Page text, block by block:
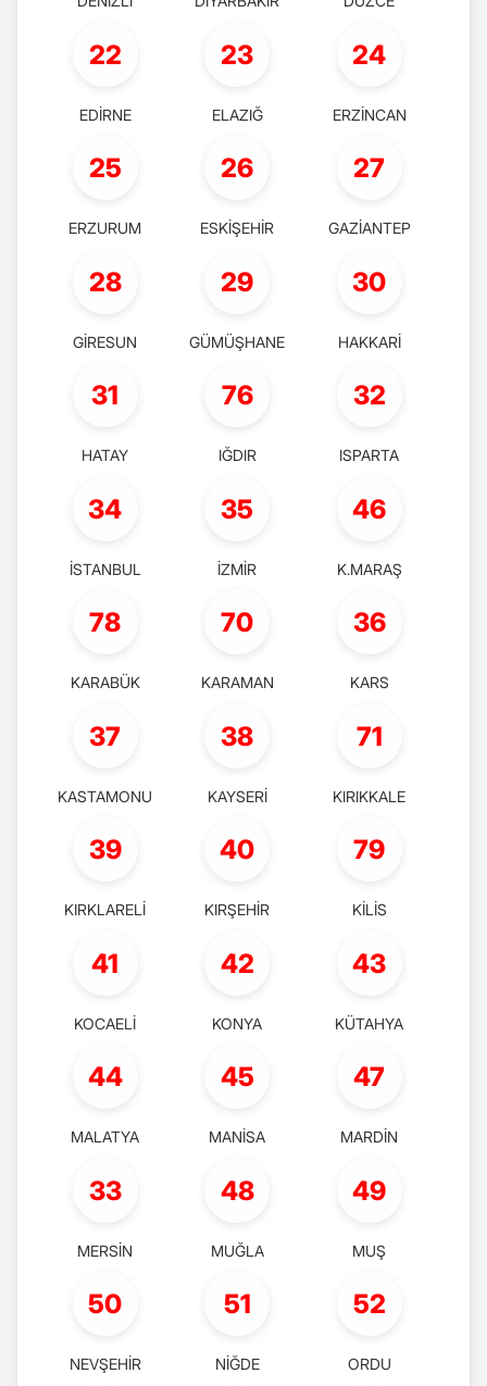
22
EDİRNE
23
ELAZIĞ
24
ERZİNCAN
25
ERZURUM
26
ESKİŞEHİR
27
GAZİANTEP
28
GİRESUN
29
GÜMÜŞHANE
30
HAKKARİ
31
HATAY
76
IĞDIR
32
ISPARTA
34
İSTANBUL
35
İZMİR
46
K.MARAŞ
78
KARABÜK
70
KARAMAN
36
KARS
37
KASTAMONU
38
KAYSERİ
71
KIRIKKALE
39
KIRKLARELİ
40
KIRŞEHİR
79
KİLİS
41
KOCAELİ
42
KONYA
43
KÜTAHYA
44
MALATYA
45
MANİSA
47
MARDİN
33
MERSİN
48
MUĞLA
49
MUŞ
50
NEVŞEHİR
51
NİĞDE
52
ORDU